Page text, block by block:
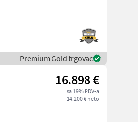
Premium Gold trgovac
16.898 €
sa 19% PDV-a
14.200 € neto